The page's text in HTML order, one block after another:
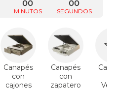
MINUTOS
00
SEGUNDOS
00
Canapés
con
cajones
Canapés
con
zapatero